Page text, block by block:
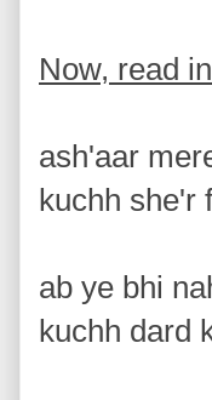
Now, read
ash'aar
kuchh she'r
ab ye bhi
kuchh dard